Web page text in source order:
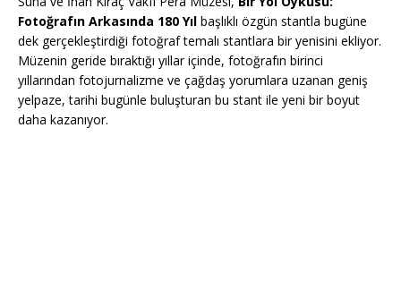
Fotoğrafın Arkasında 180 Yıl başlıklı özgün stantla bugüne
dek gerçekleştirdiği fotoğraf temalı stantlara bir yenisini ekliyor.
Müzenin geride bıraktığı yıllar içinde, fotoğrafın birinci
yıllarından fotojurnalizme ve çağdaş yorumlara uzanan geniş
yelpaze, tarihi bugünle buluşturan bu stant ile yeni bir boyut
daha kazanıyor.